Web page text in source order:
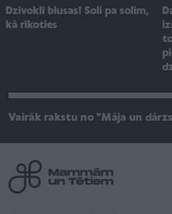
Dzīvoklī blusas! Soli pa solim,
kā rīkoties
Vairāk rakstu no "Māja un